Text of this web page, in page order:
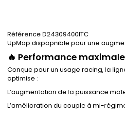
Référence D24309400ITC
UpMap dispopnible pour une
🔥 Performance
Conçue pour un usage racing, la
optimise :
L’augmentation de la puissance
L’amélioration du couple à mi-